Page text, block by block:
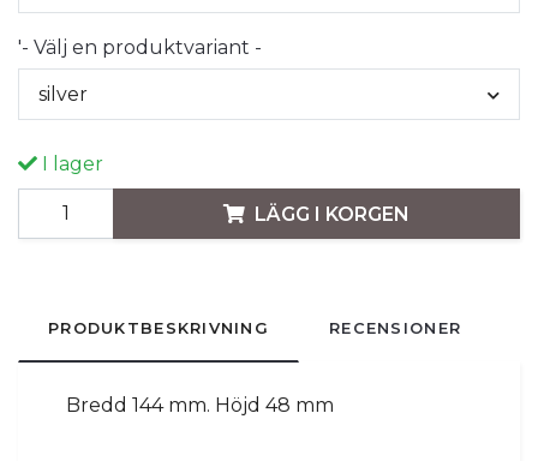
'- Välj en produktvariant -
silver
I lager
LÄGG I KORGEN
PRODUKTBESKRIVNING RECENSIONER
Bredd 144 mm. Höjd 48 mm